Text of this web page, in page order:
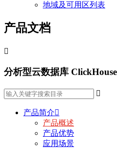
地域及可用区列表
产品文档

分析型云数据库 ClickHouse

产品简介
产品概述
产品优势
应用场景